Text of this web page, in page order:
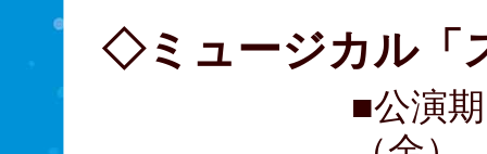
◇ミュージカル「
■公演